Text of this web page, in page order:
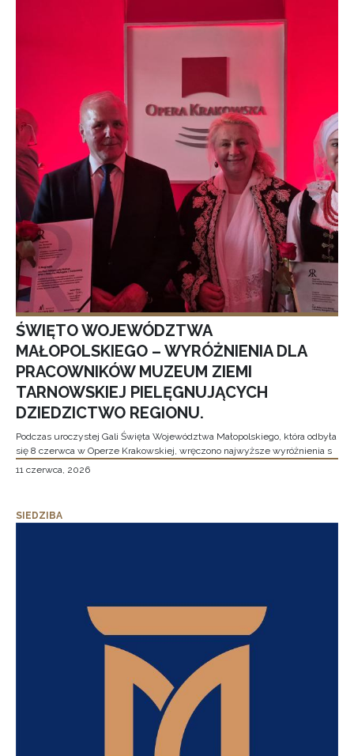
ŚWIĘTO WOJEWÓDZTWA
MAŁOPOLSKIEGO – WYRÓŻNIENIA DLA
PRACOWNIKÓW MUZEUM ZIEMI
TARNOWSKIEJ PIELĘGNUJĄCYCH
DZIEDZICTWO REGIONU.
Podczas uroczystej Gali Święta Województwa Małopolskiego, która odbyła
się 8 czerwca w Operze Krakowskiej, wręczono najwyższe wyróżnienia s
11 czerwca, 2026
SIEDZIBA